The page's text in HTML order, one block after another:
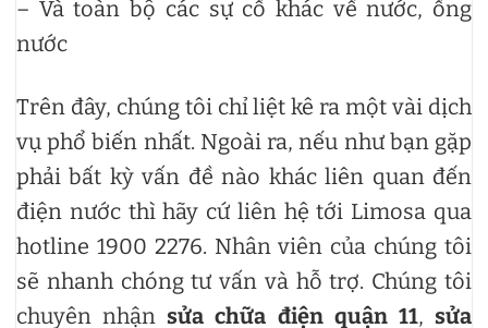
– Và toàn bộ các sự cố khác về nước, ống
nước
Trên đây, chúng tôi chỉ liệt kê ra một vài dịch
vụ phổ biến nhất. Ngoài ra, nếu như bạn gặp
phải bất kỳ vấn đề nào khác liên quan đến
điện nước thì hãy cứ liên hệ tới Limosa qua
hotline 1900 2276. Nhân viên của chúng tôi
sẽ nhanh chóng tư vấn và hỗ trợ. Chúng tôi
chuyên nhậnsửa chữa điện quận 11,sửa